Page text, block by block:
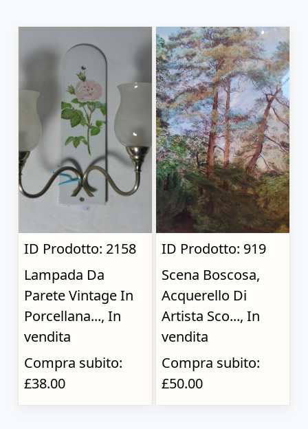
ID Prodotto: 2158
Lampada Da
Parete Vintage In
Porcellana..., In
vendita
Compra subito:
£38.00
ID Prodotto: 919
Scena Boscosa,
Acquerello Di
Artista Sco..., In
vendita
Compra subito:
£50.00